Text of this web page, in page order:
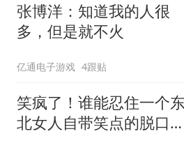
张博洋：知道我的人很
多，但是就不火
亿通电子游戏 4跟贴
笑疯了！谁能忍住一个东
北女人自带笑点的脱口